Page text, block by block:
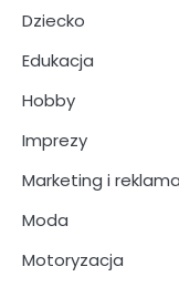
Dziecko
Edukacja
Hobby
Imprezy
Marketing i reklama
Moda
Motoryzacja